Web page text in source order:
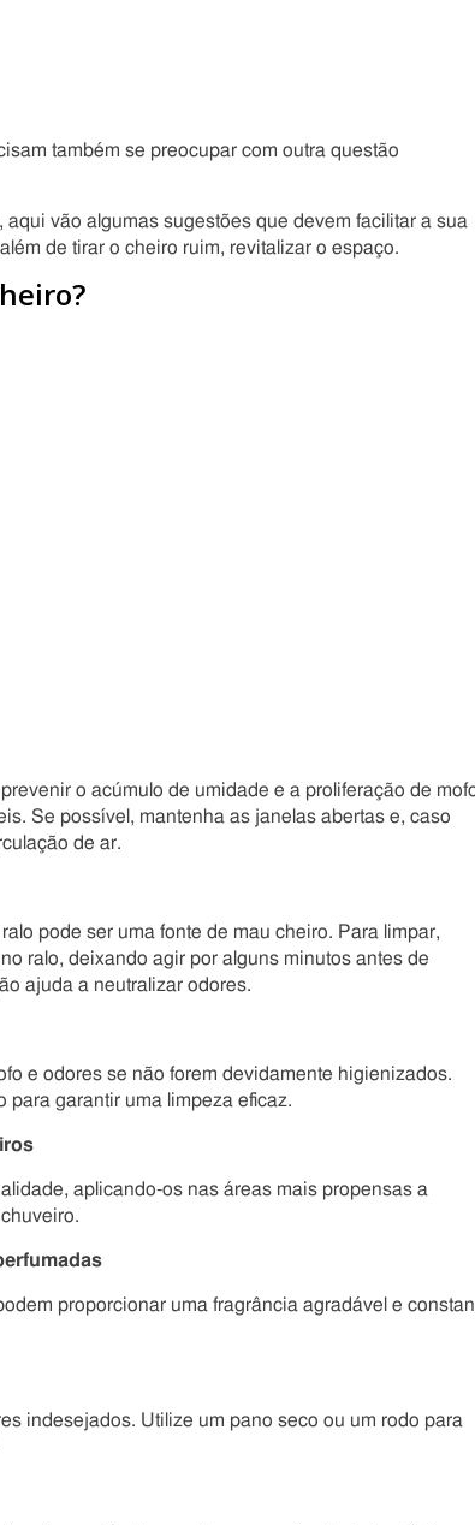
também se preocupar com outra questão
vão algumas sugestões que devem facilitar a sua
de tirar o cheiro ruim, revitalizar o espaço.
o acúmulo de umidade e a proliferação de
Se possível, mantenha as janelas abertas e, caso
de ar.
pode ser uma fonte de mau cheiro. Para limpar,
ralo, deixando agir por alguns minutos antes de
ajuda a neutralizar odores.
e odores se não forem devidamente higienizados.
para garantir uma limpeza eficaz.
aplicando-os nas áreas mais propensas a
proporcionar uma fragrância agradável e
indesejados. Utilize um pano seco ou um rodo para